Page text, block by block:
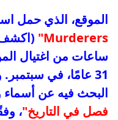
الموقع، الذي حمل
Murderers" (اكشف
ساعات من اغتيال
31 عامًا، في
البحث فيه عن أسماء
فصل في التاريخ"